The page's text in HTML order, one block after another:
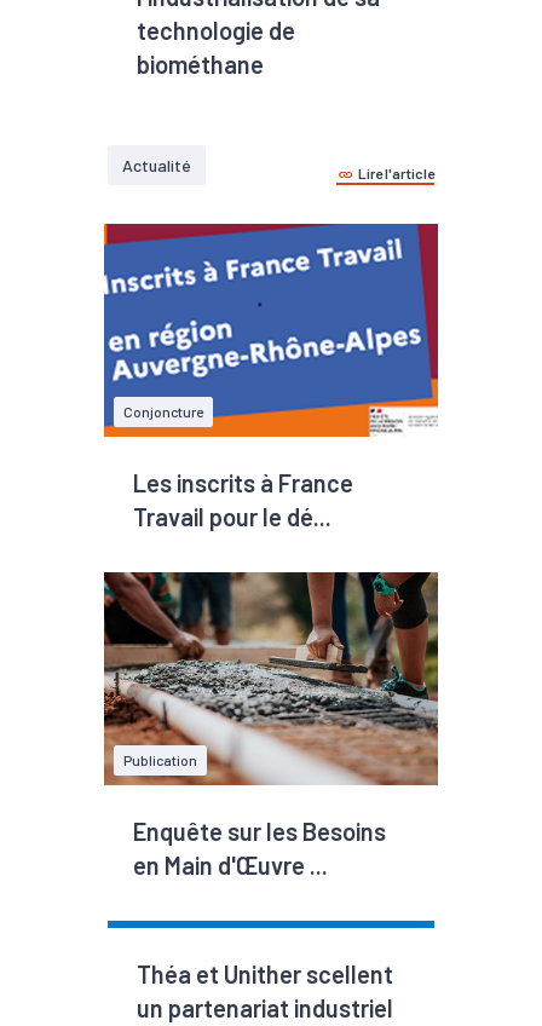
technologie de
biométhane
Actualité Lire l'article
Conjoncture
Les inscrits à France
Travail pour le dé...
Publication
Enquête sur les Besoins
en Main d'Œuvre ...
Théa et Unither scellent
un partenariat industriel